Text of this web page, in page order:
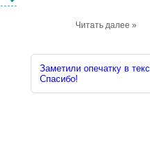
Читать далее »
Заметили опечатку в
Спасибо!